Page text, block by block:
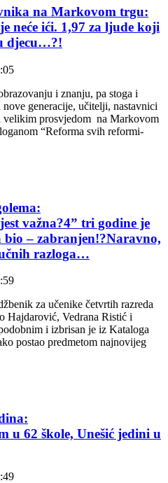
na Markovom trgu:
neće ići. 1,97 za ljude koji
djecu…?!
i znanju, pa stoga i
generacije, učitelji, nastavnici
velikim prosvjedom na Markovom
“Reforma svih reformi-
važna?4” tri godine je
bio – zabranjen!?Naravno,
razloga…
za učenike četvrtih razreda
Hajdarović, Vedrana Ristić i
i izbrisan je iz Kataloga
postao predmetom najnovijeg
u 62 škole, Unešić jedini u